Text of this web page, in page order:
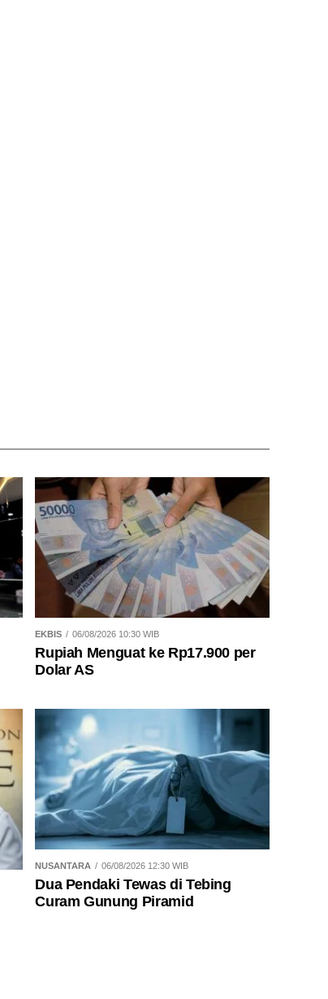
EKBIS 06/08/2026 10:30 WIB
Rupiah Menguat ke Rp17.900 per
Dolar AS
NUSANTARA 06/08/2026 12:30 WIB
Dua Pendaki Tewas di Tebing
Curam Gunung Piramid